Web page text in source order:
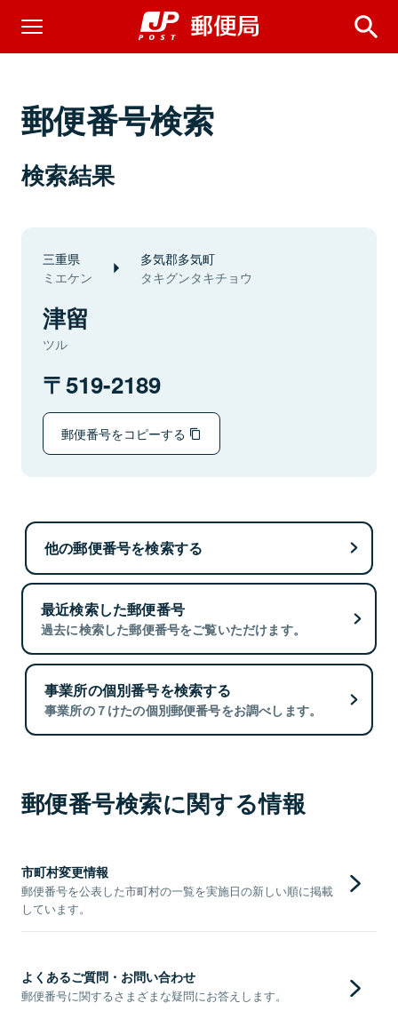
郵便番号検索
検索結果
三重県
ミエケン
多気郡多気町
タキグンタキチョウ
津留
ツル
519-2189
郵便番号をコピーする
他の郵便番号を検索する
最近検索した郵便番号
過去に検索した郵便番号をご覧いただけます。
事業所の個別番号を検索する
事業所の７けたの個別郵便番号をお調べします。
郵便番号検索に関する情報
市町村変更情報
郵便番号を公表した市町村の一覧を実施日の新しい順に掲載
しています。
よくあるご質問・お問い合わせ
郵便番号に関するさまざまな疑問にお答えします。